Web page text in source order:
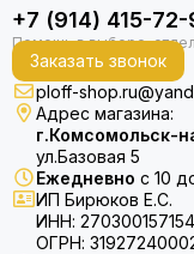
+7 (914) 415-72-
Заказать звонок
ploff-
Адрес магазина:
г.Комсомольск-
ул.Базовая 5
Ежедневно с 10
ИП Бирюков Е.С.
ИНН: 270300157154
ОГРН: